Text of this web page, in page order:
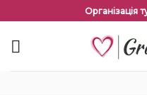
змісту
Організація